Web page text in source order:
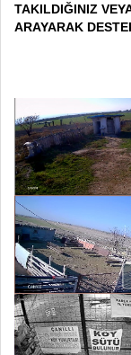
TAKILDIĞINIZ
ARAYARAK